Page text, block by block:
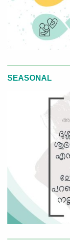
SEASONAL